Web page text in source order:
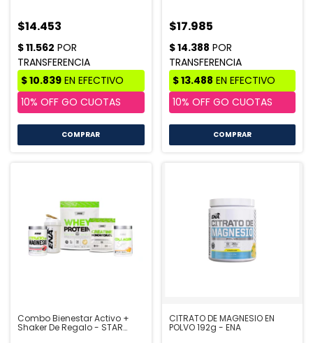
$14.453
COMPRAR
$17.985
Combo Bienestar Activo +
Shaker De Regalo - STAR
CITRATO DE MAGNESIO EN
POLVO 192g - ENA